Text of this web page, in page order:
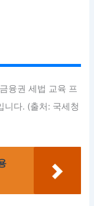
융권 세법 교육 프
니다. (출처: 국세청